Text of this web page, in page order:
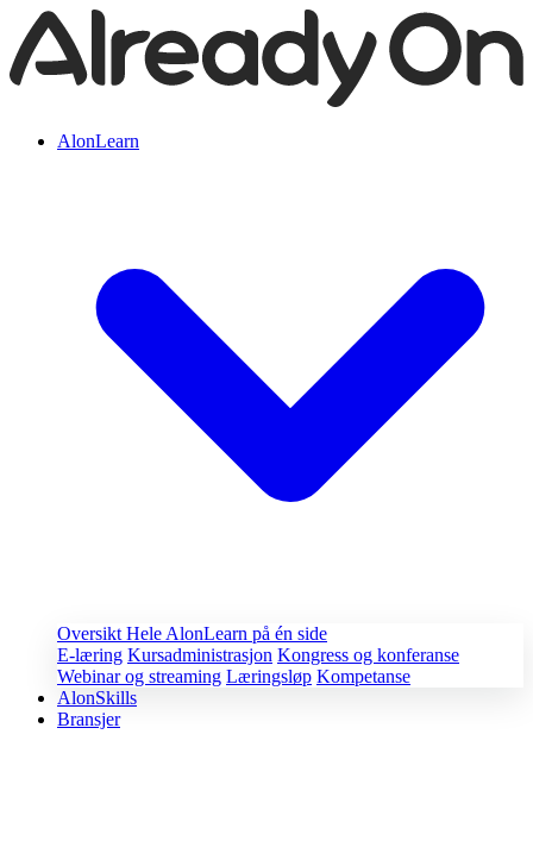
AlonLearn
Oversikt Hele AlonLearn på én side
E-læring Kursadministrasjon Kongress og konferanse
Webinar og streaming Læringsløp Kompetanse
AlonSkills
Bransjer